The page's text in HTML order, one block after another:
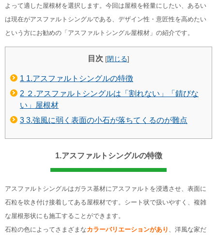
よって適した屋根材を選択します。 今回は屋根を軽量にしたい、あるい
は現在がアスファルトシングルである、デザイン性・意匠性を高めたい
という方にお勧めの「アスファルトシングル屋根材」の紹介です。
目次 [閉じる]
1 1.アスファルトシングルの特徴
2 ２.アスファルトシングルは「割れない」「錆びな
い」屋根材
3 3.強風に弱く表面の小石が落ちてくるのが難点
1.アスファルトシングルの特徴
アスファルトシングルはガラス基材にアスファルトを浸透させ、表面に
石粒を吹き付け接着してある屋根材です。シート状で扱いやすく、複雑
な屋根形状にも施工することができます。
石粒の色によってさまざまなカラーバリエーションがあり 、洋風な家だ